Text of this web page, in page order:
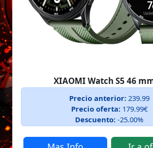
XIAOMI Watch S5 46
Precio anterior:239.99
Precio oferta:179.99€
Descuento: -25.00%